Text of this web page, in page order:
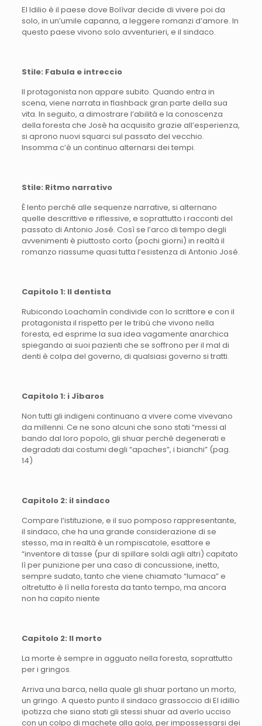
El Idilio è il paese dove Bolìvar decide di vivere poi da
solo, in un’umile capanna, a leggere romanzi d’amore. In
questo paese vivono solo avventurieri, e il sindaco.
Stile: Fabula e intreccio
Il protagonista non appare subito. Quando entra in
scena, viene narrata in flashback gran parte della sua
vita. In seguito, a dimostrare l’abilità e la conoscenza
della foresta che Josè ha acquisito grazie all’esperienza,
si aprono nuovi squarci sul passato del vecchio.
Insomma c’è un continuo alternarsi dei tempi.
Stile: Ritmo narrativo
È lento perché alle sequenze narrative, si alternano
quelle descrittive e riflessive, e soprattutto i racconti del
passato di Antonio José. Così se l’arco di tempo degli
avvenimenti è piuttosto corto (pochi giorni) in realtà il
romanzo riassume quasi tutta l’esistenza di Antonio José.
Capitolo 1: Il dentista
Rubicondo Loachamín condivide con lo scrittore e con il
protagonista il rispetto per le tribù che vivono nella
foresta, ed esprime la sua idea vagamente anarchica
spiegando ai suoi pazienti che se soffrono per il mal di
denti è colpa del governo, di qualsiasi governo si tratti.
Capitolo 1: i Jíbaros
Non tutti gli indigeni continuano a vivere come vivevano
da millenni. Ce ne sono alcuni che sono stati “messi al
bando dal loro popolo, gli shuar perché degenerati e
degradati dai costumi degli “apaches”, i bianchi” (pag.
14)
Capitolo 2: il sindaco
Compare l’istituzione, e il suo pomposo rappresentante,
il sindaco, che ha una grande considerazione di se
stesso, ma in realtà è un rompiscatole, esattore e
“inventore di tasse (pur di spillare soldi agli altri) capitato
lì per punizione per una caso di concussione, inetto,
sempre sudato, tanto che viene chiamato “lumaca” e
oltretutto è lì nella foresta da tanto tempo, ma ancora
non ha capito niente
Capitolo 2: Il morto
La morte è sempre in agguato nella foresta, soprattutto
per i gringos.
Arriva una barca, nella quale gli shuar portano un morto,
un gringo. A questo punto il sindaco grassoccio di El idillio
ipotizza che siano stati gli stessi shuar ad averlo ucciso
con un colpo di machete alla gola, per impossessarsi dei